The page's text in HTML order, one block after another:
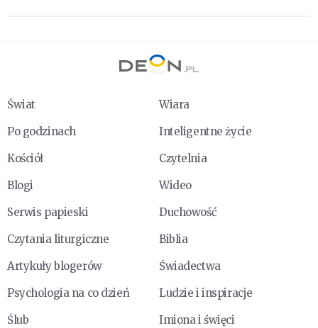
Świat
Wiara
Po godzinach
Inteligentne życie
Kościół
Czytelnia
Blogi
Wideo
Serwis papieski
Duchowość
Czytania liturgiczne
Biblia
Artykuły blogerów
Świadectwa
Psychologia na co dzień
Ludzie i inspiracje
Ślub
Imiona i święci